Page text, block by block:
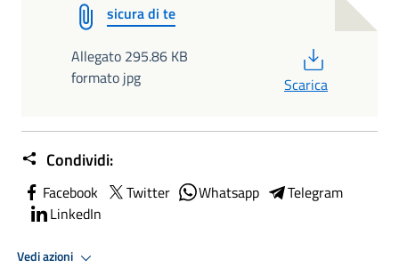
sicura di te
Allegato 295.86 KB
formato jpg
Scarica
Condividi:
Facebook Twitter Whatsapp
Telegram
LinkedIn
Vedi azioni